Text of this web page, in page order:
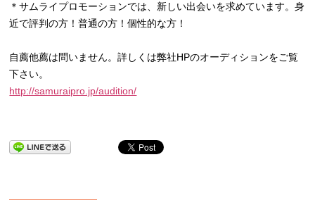
＊サムライプロモーションでは、新しい出会いを求めています。身
近で評判の方！普通の方！個性的な方！
自薦他薦は問いません。詳しくは弊社HPのオーディションをご覧
下さい。
http://samuraipro.jp/audition/